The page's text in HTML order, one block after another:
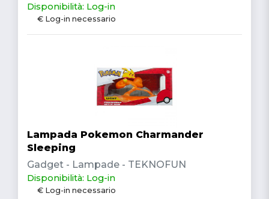
Disponibilità: Log-in
€ Log-in necessario
Lampada Pokemon Charmander
Sleeping
Gadget - Lampade - TEKNOFUN
Disponibilità: Log-in
€ Log-in necessario